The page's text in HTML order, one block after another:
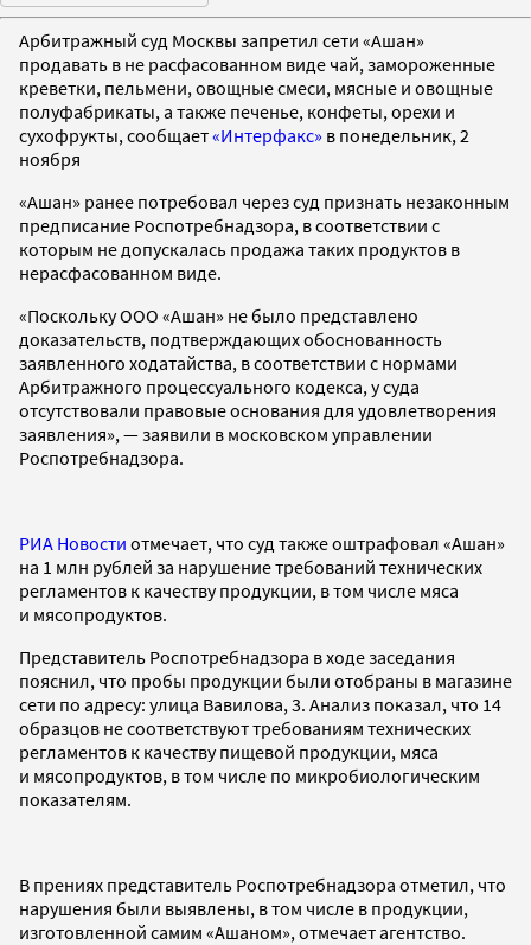
Арбитражный суд Москвы запретил сети «Ашан»
продавать в не расфасованном виде чай, замороженные
креветки, пельмени, овощные смеси, мясные и овощные
полуфабрикаты, а также печенье, конфеты, орехи и
сухофрукты, сообщает«Интерфакс» в понедельник, 2
ноября
«Ашан» ранее потребовал через суд признать незаконным
предписание Роспотребнадзора, в соответствии с
которым не допускалась продажа таких продуктов в
нерасфасованном виде.
«Поскольку ООО «Ашан» не было представлено
доказательств, подтверждающих обоснованность
заявленного ходатайства, в соответствии с нормами
Арбитражного процессуального кодекса, у суда
отсутствовали правовые основания для удовлетворения
заявления», — заявили в московском управлении
Роспотребнадзора.
РИА Новости отмечает, что суд также оштрафовал «Ашан»
на 1 млн рублей за нарушение требований технических
регламентов к качеству продукции, в том числе мяса
и мясопродуктов.
Представитель Роспотребнадзора в ходе заседания
пояснил, что пробы продукции были отобраны в магазине
сети по адресу: улица Вавилова, 3. Анализ показал, что 14
образцов не соответствуют требованиям технических
регламентов к качеству пищевой продукции, мяса
и мясопродуктов, в том числе по микробиологическим
показателям.
В прениях представитель Роспотребнадзора отметил, что
нарушения были выявлены, в том числе в продукции,
изготовленной самим «Ашаном», отмечает агентство.